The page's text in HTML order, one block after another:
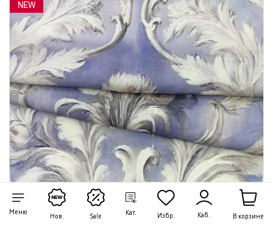
Меню
Нов. Sale
Кат. Избр. Каб. В корзине
NEW